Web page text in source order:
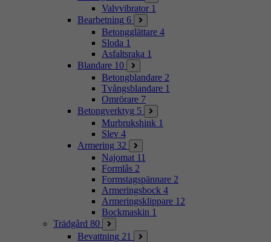
Valvvibrator 1
Bearbetning 6
Betongglättare 4
Sloda 1
Asfaltsraka 1
Blandare 10
Betongblandare 2
Tvångsblandare 1
Omrörare 7
Betongverktyg 5
Murbrukshink 1
Slev 4
Armering 32
Najomat 11
Formlås 2
Formstagspännare 2
Armeringsbock 4
Armeringsklippare 12
Bockmaskin 1
Trädgård 80
Bevattning 21